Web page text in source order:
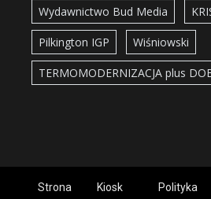
Wydawnictwo Bud Media
Pilkington IGP Wiśniowski
TERMOMODERNIZACJA plus
Strona
Kiosk
Polityka